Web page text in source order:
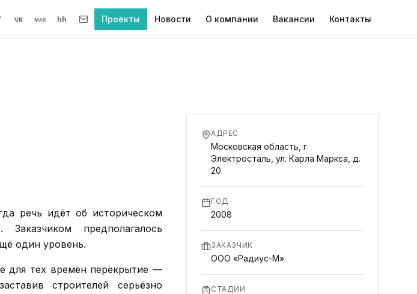
VK MAX hh Проекты Новости О компании Вакансии Контакты
речь идёт об историческом
предполагалось
один уровень.
для тех времён перекрытие —
строителей серьёзно
АДРЕС
Московская область, г.
Электросталь, ул. Карла Маркса, д.
20
ГОД
2008
ЗАКАЗЧИК
ООО «Радиус-М»
СТАДИИ